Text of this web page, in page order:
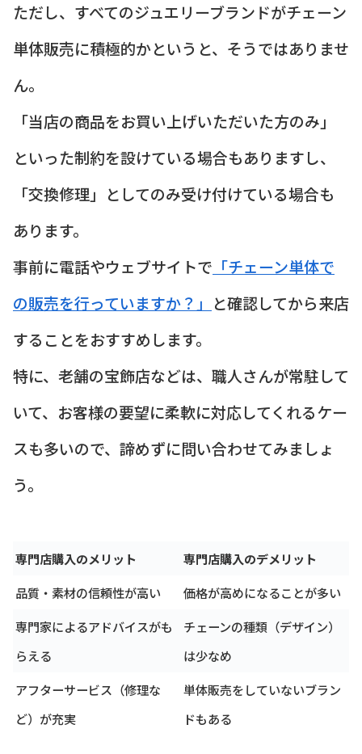
ただし、すべてのジュエリーブランドがチェーン
単体販売に積極的かというと、そうではありませ
ん。
「当店の商品をお買い上げいただいた方のみ」
といった制約を設けている場合もありますし、
「交換修理」としてのみ受け付けている場合も
あります。
事前に電話やウェブサイトで 「チェーン単体で
の販売を行っていますか？」 と確認してから来店
することをおすすめします。
特に、老舗の宝飾店などは、職人さんが常駐して
いて、お客様の要望に柔軟に対応してくれるケー
スも多いので、諦めずに問い合わせてみましょ
う。
専門店購入のメリット
専門店購入のデメリット
品質・素材の信頼性が高い
価格が高めになることが多い
専門家によるアドバイスがも
らえる
チェーンの種類（デザイン）
は少なめ
アフターサービス（修理な
ど）が充実
単体販売をしていないブラン
ドもある